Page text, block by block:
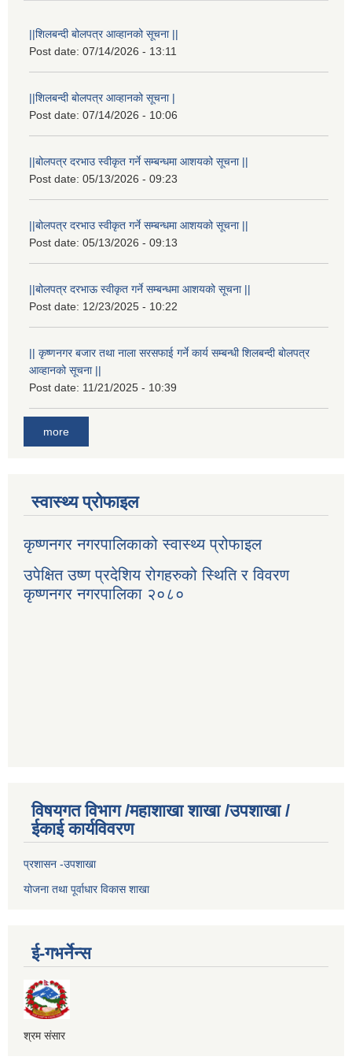
||शिलबन्दी बोलपत्र आव्हानको सूचना ||
Post date: 07/14/2026 - 13:11
||शिलबन्दी बोलपत्र आव्हानको सूचना |
Post date: 07/14/2026 - 10:06
||बोलपत्र दरभाउ स्वीकृत गर्ने सम्बन्धमा आशयको सूचना ||
Post date: 05/13/2026 - 09:23
||बोलपत्र दरभाउ स्वीकृत गर्ने सम्बन्धमा आशयको सूचना ||
Post date: 05/13/2026 - 09:13
||बोलपत्र दरभाऊ स्वीकृत गर्ने सम्बन्धमा आशयको सूचना ||
Post date: 12/23/2025 - 10:22
|| कृष्णनगर बजार तथा नाला सरसफाई गर्ने कार्य सम्बन्धी शिलबन्दी बोलपत्र
आव्हानको सूचना ||
Post date: 11/21/2025 - 10:39
more
स्वास्थ्य प्रोफाइल
कृष्णनगर नगरपालिकाको स्वास्थ्य प्रोफाइल
उपेक्षित उष्ण प्रदेशिय रोगहरुको स्थिति र विवरण
कृष्णनगर नगरपालिका २०८०
विषयगत विभाग /महाशाखा शाखा /उपशाखा /
ईकाई कार्यविवरण
प्रशासन -उपशाखा
योजना तथा पूर्वाधार विकास शाखा
ई-गभर्नेन्स
श्रम संसार